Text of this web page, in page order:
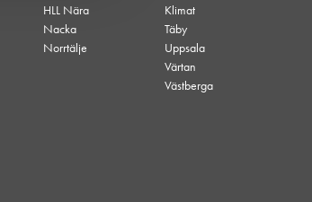
HLL Nära
Nacka
Norrtälje
Klimat
Täby
Uppsala
Värtan
Västberga